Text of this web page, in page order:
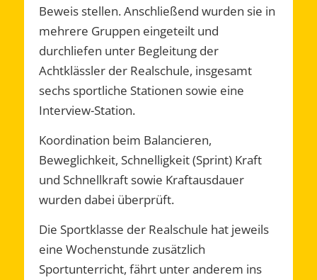
Beweis stellen. Anschließend wurden sie in
mehrere Gruppen eingeteilt und
durchliefen unter Begleitung der
Achtklässler der Realschule, insgesamt
sechs sportliche Stationen sowie eine
Interview-Station.
Koordination beim Balancieren,
Beweglichkeit, Schnelligkeit (Sprint) Kraft
und Schnellkraft sowie Kraftausdauer
wurden dabei überprüft.
Die Sportklasse der Realschule hat jeweils
eine Wochenstunde zusätzlich
Sportunterricht, fährt unter anderem ins